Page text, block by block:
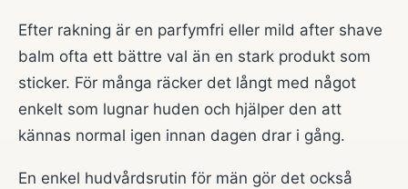
Efter rakning är en parfymfri eller mild after shave
balm ofta ett bättre val än en stark produkt som
sticker. För många räcker det långt med något
enkelt som lugnar huden och hjälper den att
kännas normal igen innan dagen drar i gång.
En enkel hudvårdsrutin för män gör det också